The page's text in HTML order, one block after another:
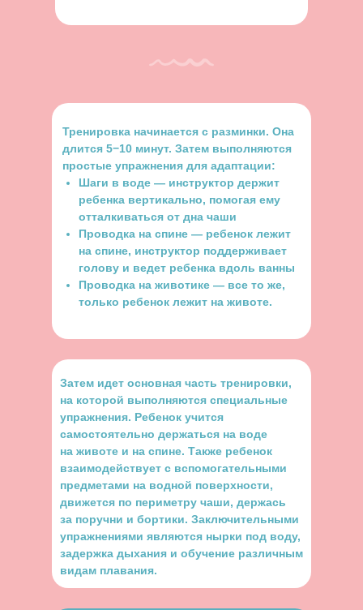
Тренировка начинается с разминки. Она
длится 5−10 минут. Затем выполняются
простые упражнения для адаптации:
Шаги в воде — инструктор держит
ребенка вертикально, помогая ему
отталкиваться от дна чаши
Проводка на спине — ребенок лежит
на спине, инструктор поддерживает
голову и ведет ребенка вдоль ванны
Проводка на животике — все то же,
только ребенок лежит на животе.
Затем идет основная часть тренировки,
на которой выполняются специальные
упражнения. Ребенок учится
самостоятельно держаться на воде
на животе и на спине. Также ребенок
взаимодействует с вспомогательными
предметами на водной поверхности,
движется по периметру чаши, держась
за поручни и бортики. Заключительными
упражнениями являются нырки под воду,
задержка дыхания и обучение различным
видам плавания.